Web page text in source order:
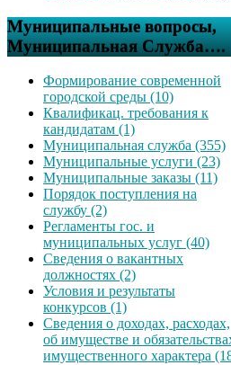
Муниципальные вопросы,
Муниципальная Служба….
Формирование современной
городской среды (10)
Квалификац. требования к
кандидатам (1)
Муниципальная служба (355)
Муниципальные услуги (23)
Муниципальные заказы (11)
Порядок поступления на
службу (2)
Регламенты гос. и
муниципальных услуг (40)
Сведения о вакантных
должностях (2)
Условия и результаты
конкурсов (1)
Сведения о доходах, расходах,
об имуществе и
имущественного характера